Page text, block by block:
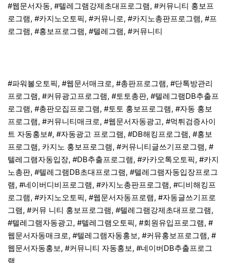
#웹문서자동, #텔레그램강제초대프로그램, #커뮤니티 홍보프
로그램, #카지노오토픽, #커뮤니로, #카지노총판프로그램, #프
로그램, #홍보프로그램, #텔레그램, #커뮤니티
#파워볼오토픽, #웹문서매크로, #총판프로그램, #단톡방관리
프로그램, #커뮤광고프로그램, #토토총판, #텔레그램DB추출프
로그램, #총판모집프로그램, #토토 홍보프로그램, #자동 홍보
프로그램, #커뮤니티매크로, #웹문서자동광고, #먹튀검증사이
트 자동홍보#, #자동광고 프로그램, #DB해킹프로그램, #홍보
프로그램, 카지노 홍보프로그램, #커뮤니티글쓰기프로그램, #
텔레그램자동입장, #DB추출프로그램, #카카오톡오토픽, #카지
노총판, #텔레그램DB초대프로그램, #텔레그램자동입장프로그
램, #네이버디비프로그램, #카지노총판프로그램, #디비해킹프
로그램, #카지노오토픽, #웹문서자동프로램, #자동글쓰기프로
그램, #커뮤 니티 홍보프로그램, #텔레그램강제초대프로그램,
#텔레그램자동광고, #텔레그램오토픽, #회원유입프로그램, #
웹문서자동매크로, #텔레그램자동홍보, #커뮤홍보프로그램, #
웹문서자동홍보, #커뮤니티 자동홍보, #네이버DB추출프로그
램